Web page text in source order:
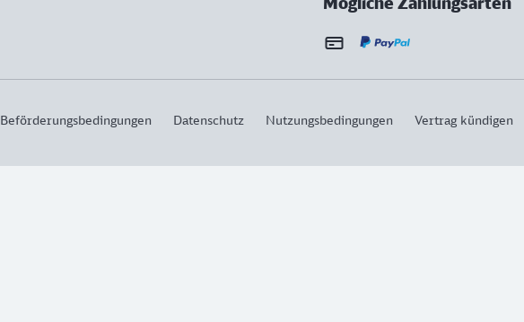
Beförderungsbedingungen Datenschutz Nutzungsbedingungen Vertrag kündigen